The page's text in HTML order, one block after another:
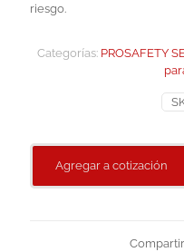
riesgo.
Categorías: PROSAFETY
Agregar a cotización
Compartir